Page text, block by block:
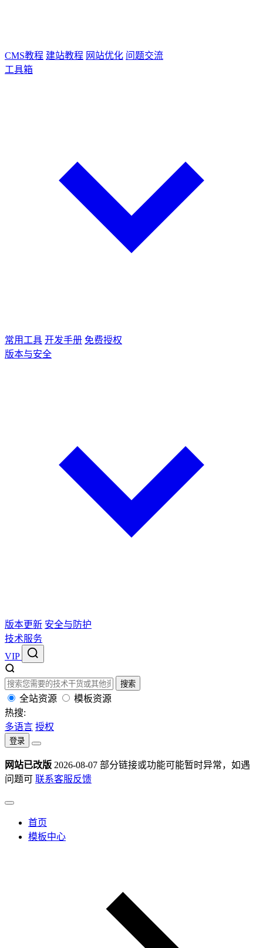
CMS教程 建站教程 网站优化 问题交流
工具箱
常用工具 开发手册 免费授权
版本与安全
版本更新 安全与防护
技术服务
VIP
搜索
全站资源
模板资源
热搜:
多语言 授权
登录
网站已改版 2026-08-07 部分链接或功能可能暂时异常，如遇
问题可 联系客服反馈
首页
模板中心